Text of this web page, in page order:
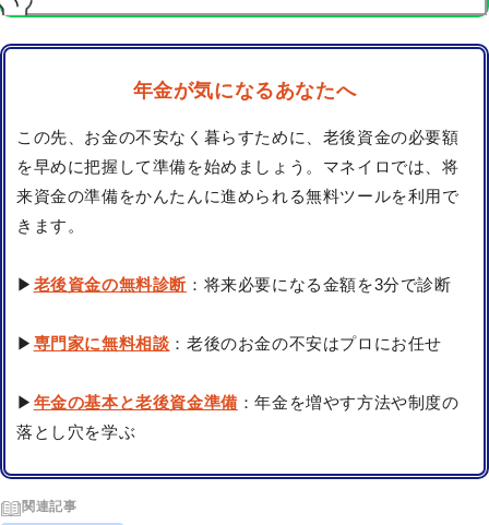
年金が気になるあなたへ
この先、お金の不安なく暮らすために、老後資金の必要額
を早めに把握して準備を始めましょう。マネイロでは、将
来資金の準備をかんたんに進められる無料ツールを利用で
きます。
▶ 老後資金の無料診断 ：将来必要になる金額を3分で診断
▶ 専門家に無料相談 ：老後のお金の不安はプロにお任せ
▶ 年金の基本と老後資金準備 ：年金を増やす方法や制度の
落とし穴を学ぶ
関連記事